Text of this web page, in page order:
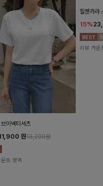
이넥티셔츠
원13,200원
트 영역
힐첸카라
15%
리뷰 카운